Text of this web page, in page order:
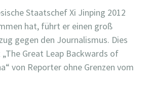
Staatschef Xi Jinping 2012
hat, führt er einen groß
gegen den Journalismus. Dies
Great Leap Backwards of
von Reporter ohne Grenzen vom